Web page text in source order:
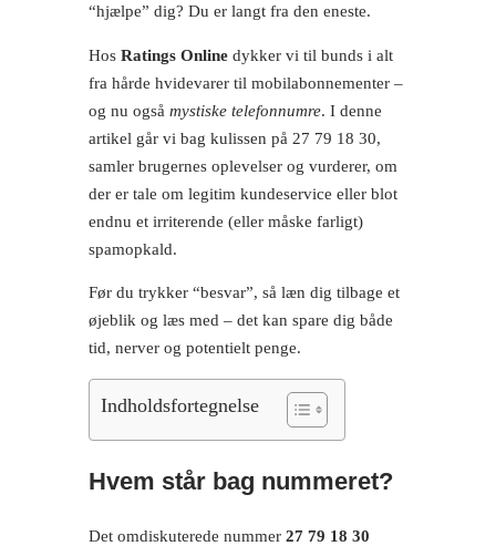
“hjælpe” dig? Du er langt fra den eneste.
Hos Ratings Online dykker vi til bunds i alt
fra hårde hvidevarer til mobilabonnementer –
og nu også mystiske telefonnumre. I denne
artikel går vi bag kulissen på 27 79 18 30,
samler brugernes oplevelser og vurderer, om
der er tale om legitim kundeservice eller blot
endnu et irriterende (eller måske farligt)
spamopkald.
Før du trykker “besvar”, så læn dig tilbage et
øjeblik og læs med – det kan spare dig både
tid, nerver og potentielt penge.
Indholdsfortegnelse
Hvem står bag nummeret?
Det omdiskuterede nummer 27 79 18 30